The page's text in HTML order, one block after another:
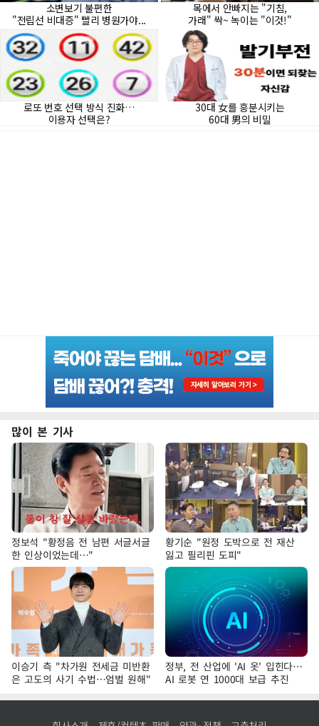
많이 본 기사
정보석 "황정음 전 남편 서글서글
한 인상이었는데…"
황기순 "원정 도박으로 전 재산
잃고 필리핀 도피"
이승기 측 "차가원 전세금 미반환
은 고도의 사기 수법…엄벌 원해"
정부, 전 산업에 'AI 옷' 입힌다…
AI 로봇 연 1000대 보급 추진